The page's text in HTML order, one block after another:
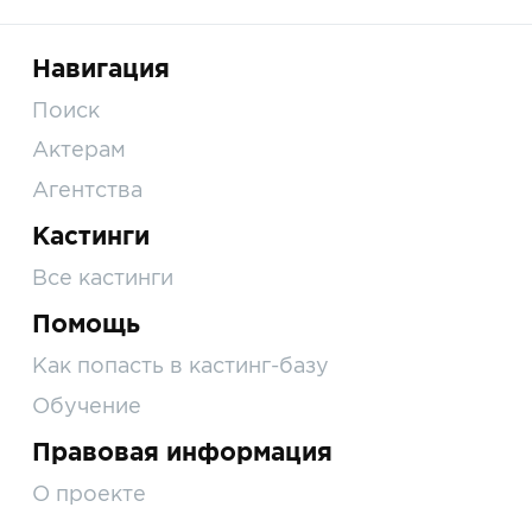
Навигация
Поиск
Актерам
Агентства
Кастинги
Все кастинги
Помощь
Как попасть в кастинг-базу
Обучение
Правовая информация
О проекте